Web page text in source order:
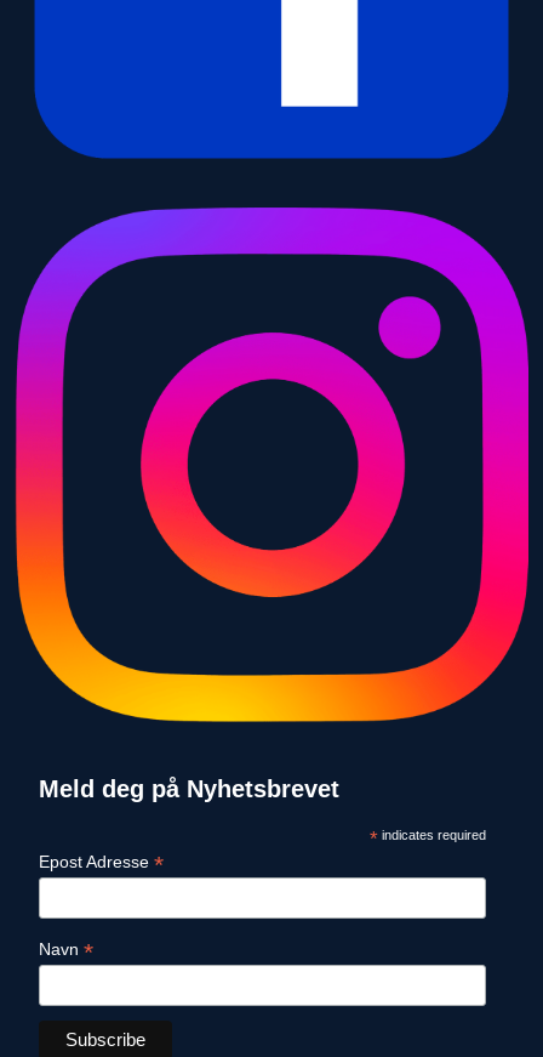
Meld deg på Nyhetsbrevet
*indicates required
Epost Adresse *
Navn *